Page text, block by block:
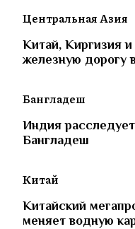
Центральная Азия
Китай, Киргизия и
железную дорогу
Бангладеш
Индия
Бангладеш
Китай
Китайский
меняет водную